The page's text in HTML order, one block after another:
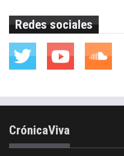
Redes sociales
CrónicaViva